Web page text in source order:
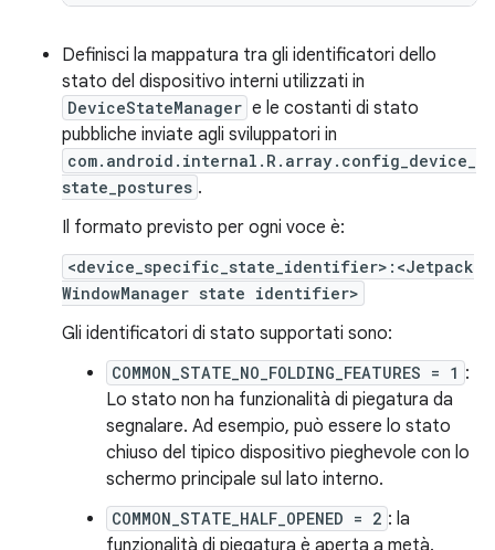
Definisci la mappatura tra gli identificatori dello
stato del dispositivo interni utilizzati in
DeviceStateManager e le costanti di stato
pubbliche inviate agli sviluppatori in
com.android.internal.R.array.config_device_
state_postures .
Il formato previsto per ogni voce è:
<device_specific_state_identifier>:<Jetpack
WindowManager state identifier>
Gli identificatori di stato supportati sono:
COMMON_STATE_NO_FOLDING_FEATURES = 1 :
Lo stato non ha funzionalità di piegatura da
segnalare. Ad esempio, può essere lo stato
chiuso del tipico dispositivo pieghevole con lo
schermo principale sul lato interno.
COMMON_STATE_HALF_OPENED = 2 : la
funzionalità di piegatura è aperta a metà.